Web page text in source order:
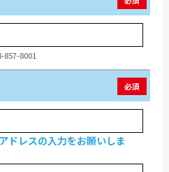
8001
必須
ドレスの入力をお願いしま